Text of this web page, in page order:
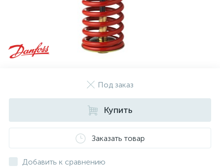
Под заказ
Купить
Заказать товар
Добавить к сравнению